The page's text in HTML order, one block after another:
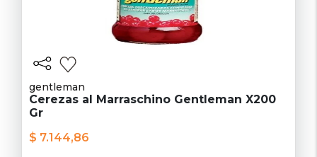
gentleman
Cerezas al Marraschino Gentleman X200
Gr
$ 7.144,86